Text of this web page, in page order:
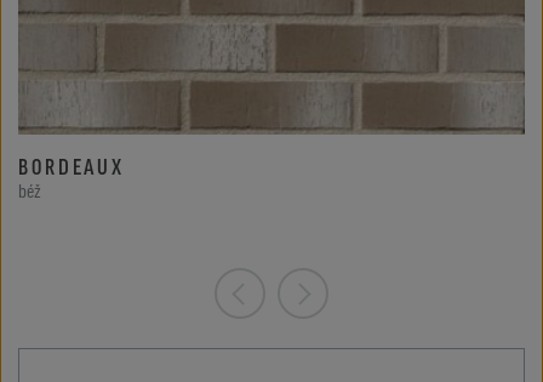
BORDEAUX
béž